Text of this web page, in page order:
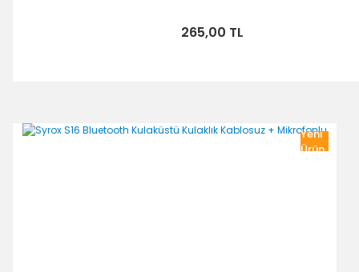
265,00 TL
Yeni
Ürün